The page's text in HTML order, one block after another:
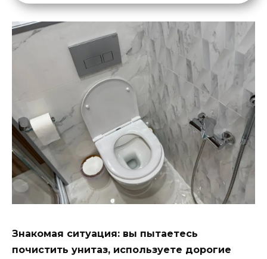
Знакомая ситуация: вы пытаетесь
почистить унитаз, используете дорогие